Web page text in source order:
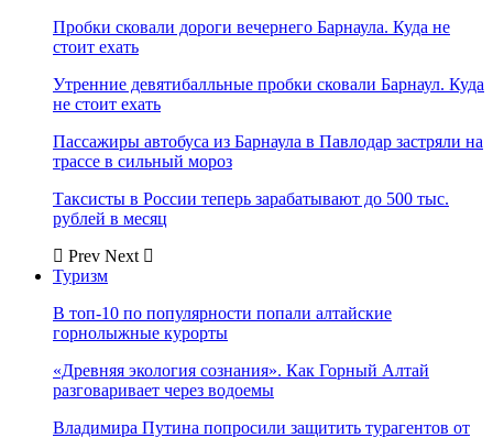
Пробки сковали дороги вечернего Барнаула. Куда не
стоит ехать
Утренние девятибалльные пробки сковали Барнаул. Куда
не стоит ехать
Пассажиры автобуса из Барнаула в Павлодар застряли на
трассе в сильный мороз
Таксисты в России теперь зарабатывают до 500 тыс.
рублей в месяц
Prev Next
Туризм
В топ-10 по популярности попали алтайские
горнолыжные курорты
«Древняя экология сознания». Как Горный Алтай
разговаривает через водоемы
Владимира Путина попросили защитить турагентов от